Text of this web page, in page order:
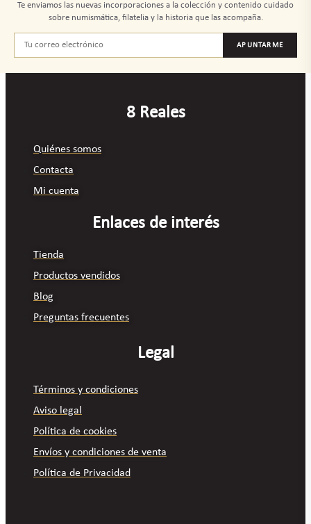
Te enviamos las nuevas incorporaciones a la colección y contenido cuidado
sobre numismática, filatelia y la historia que las acompaña.
APUNTARME
8 Reales
Quiénes somos
Contacta
Mi cuenta
Enlaces de interés
Tienda
Productos vendidos
Blog
Preguntas frecuentes
Legal
Términos y condiciones
Aviso legal
Política de cookies
Envíos y condiciones de venta
Política de Privacidad